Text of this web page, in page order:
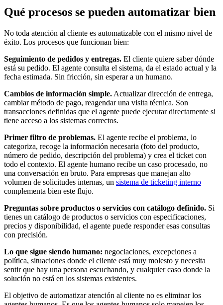
Qué procesos se pueden automatizar bien
No toda atención al cliente es automatizable con el mismo nivel de
éxito. Los procesos que funcionan bien:
Seguimiento de pedidos y entregas. El cliente quiere saber dónde
está su pedido. El agente consulta el sistema, da el estado actual y la
fecha estimada. Sin fricción, sin esperar a un humano.
Cambios de información simple. Actualizar dirección de entrega,
cambiar método de pago, reagendar una visita técnica. Son
transacciones definidas que el agente puede ejecutar directamente si
tiene acceso a los sistemas correctos.
Primer filtro de problemas. El agente recibe el problema, lo
categoriza, recoge la información necesaria (foto del producto,
número de pedido, descripción del problema) y crea el ticket con
todo el contexto. El agente humano recibe un caso procesado, no
una conversación en bruto. Para empresas que manejan alto
volumen de solicitudes internas, un sistema de ticketing interno
complementa bien este flujo.
Preguntas sobre productos o servicios con catálogo definido. Si
tienes un catálogo de productos o servicios con especificaciones,
precios y disponibilidad, el agente puede responder esas consultas
con precisión.
Lo que sigue siendo humano: negociaciones, excepciones a
política, situaciones donde el cliente está muy molesto y necesita
sentir que hay una persona escuchando, y cualquier caso donde la
solución no está en los sistemas existentes.
El objetivo de automatizar atención al cliente no es eliminar los